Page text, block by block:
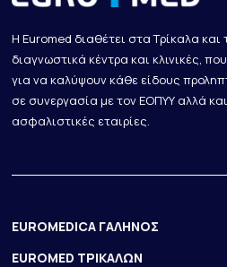
Η Euromed διαθέτει στα Τρίκαλα
διαγνωστικά κέντρα και κλινικές,
για να καλύψουν κάθε είδους
σε συνεργασία με τον ΕΟΠΥΥ αλλά και
ασφαλιστικές εταιρίες.
EUROMEDICA ΓΑΛΗΝΟΣ
EUROMED ΤΡΙΚΑΛΩΝ